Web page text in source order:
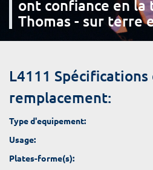
ont confiance en la
Thomas - sur terre
L4111 Spécifications
remplacement:
Type d'equipement:
Usage:
Plates-forme(s):